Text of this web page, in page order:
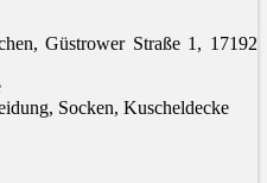
Güstrower Straße 1, 17192
Socken, Kuscheldecke